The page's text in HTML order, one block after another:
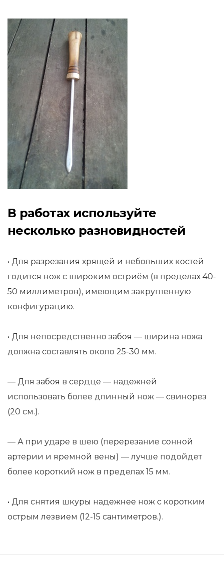
В работах используйте
несколько разновидностей
• Для разрезания хрящей и небольших костей
годится нож с широким остриём (в пределах 40-
50 миллиметров), имеющим закругленную
конфигурацию.
• Для непосредственно забоя — ширина ножа
должна составлять около 25-30 мм.
— Для забоя в сердце — надежней
использовать более длинный нож — свинорез
(20 см.).
— А при ударе в шею (перерезание сонной
артерии и яремной вены) — лучше подойдет
более короткий нож в пределах 15 мм.
• Для снятия шкуры надежнее нож с коротким
острым лезвием (12-15 сантиметров.).